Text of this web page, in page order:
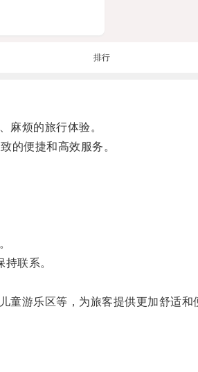
排行
烦的旅行体验。
的便捷和高效服务。
联系。
游乐区等，为旅客提供更加舒适和